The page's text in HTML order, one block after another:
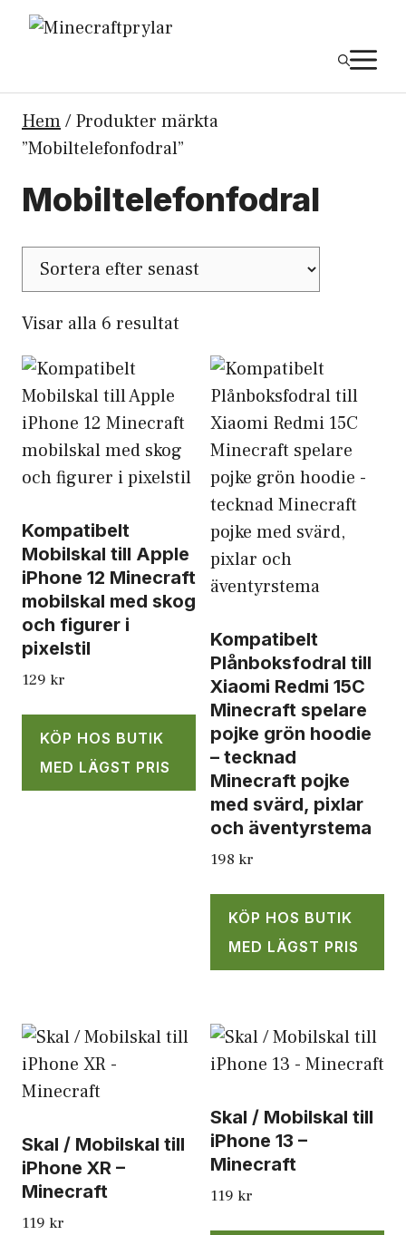
Hoppa
Hem/ Produkter märkta
”Mobiltelefonfodral”
Mobiltelefonfodral
Visar alla 6 resultat
efter
senaste
Kompatibelt
Mobilskal till Apple
iPhone 12 Minecraft
mobilskal med skog
och figurer i
pixelstil
129 kr
KÖP HOS BUTIK
MED LÄGST PRIS
Kompatibelt
Plånboksfodral till
Xiaomi Redmi 15C
Minecraft spelare
pojke grön hoodie
– tecknad
Minecraft pojke
med svärd, pixlar
och äventyrstema
198 kr
KÖP HOS BUTIK
MED LÄGST PRIS
Skal / Mobilskal till
iPhone XR –
Minecraft
119 kr
Skal / Mobilskal till
iPhone 13 –
Minecraft
119 kr